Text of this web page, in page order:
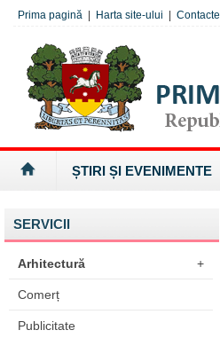
Prima pagină Harta site-ului Contacte
ȘTIRI ȘI EVENIMENTE
SERVICII
Arhitectură +
Comerț
Publicitate